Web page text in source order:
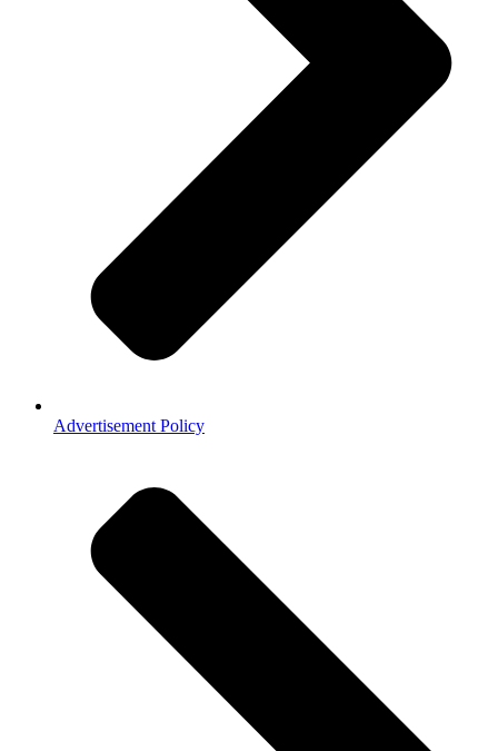
Advertisement Policy